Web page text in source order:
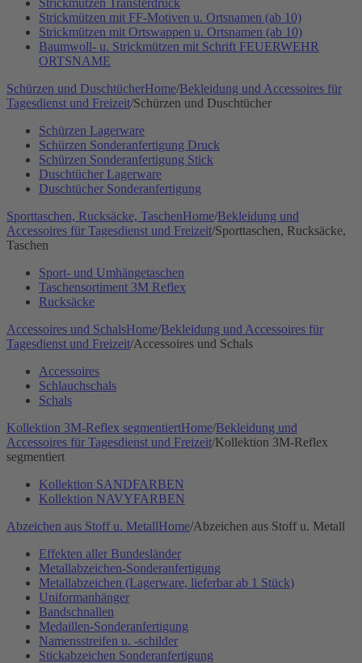
Strickmützen Transferdruck
Strickmützen mit FF-Motiven u. Ortsnamen (ab 10)
Strickmützen mit Ortswappen u. Ortsnamen (ab 10)
Baumwoll- u. Strickmützen mit Schrift FEUERWEHR
ORTSNAME
Schürzen und DuschtücherHome/Bekleidung und Accessoires für
Tagesdienst und Freizeit/Schürzen und Duschtücher
Schürzen Lagerware
Schürzen Sonderanfertigung Druck
Schürzen Sonderanfertigung Stick
Duschtücher Lagerware
Duschtücher Sonderanfertigung
Sporttaschen, Rucksäcke, TaschenHome/Bekleidung und
Accessoires für Tagesdienst und Freizeit/Sporttaschen, Rucksäcke,
Taschen
Sport- und Umhängetaschen
Taschensortiment 3M Reflex
Rucksäcke
Accessoires und SchalsHome/Bekleidung und Accessoires für
Tagesdienst und Freizeit/Accessoires und Schals
Accessoires
Schlauchschals
Schals
Kollektion 3M-Reflex segmentiertHome/Bekleidung und
Accessoires für Tagesdienst und Freizeit/Kollektion 3M-Reflex
segmentiert
Kollektion SANDFARBEN
Kollektion NAVYFARBEN
Abzeichen aus Stoff u. MetallHome/Abzeichen aus Stoff u. Metall
Effekten aller Bundesländer
Metallabzeichen-Sonderanfertigung
Metallabzeichen (Lagerware, lieferbar ab 1 Stück)
Uniformanhänger
Bandschnallen
Medaillen-Sonderanfertigung
Namensstreifen u. -schilder
Stickabzeichen Sonderanfertigung